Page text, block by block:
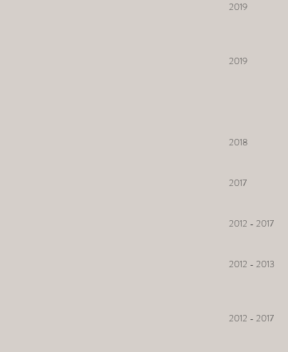
2019
2019
2018
2017
2012 - 2017
2012 - 2013
2012 - 2017